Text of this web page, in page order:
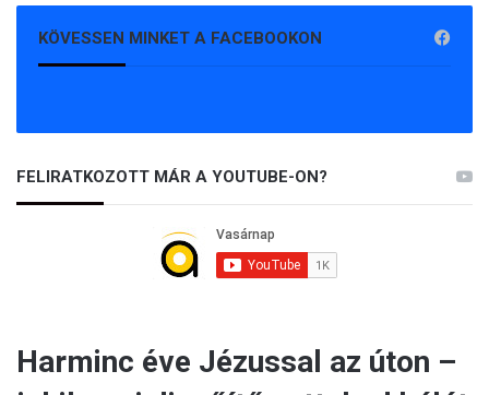
KÖVESSEN MINKET A FACEBOOKON
FELIRATKOZOTT MÁR A YOUTUBE-ON?